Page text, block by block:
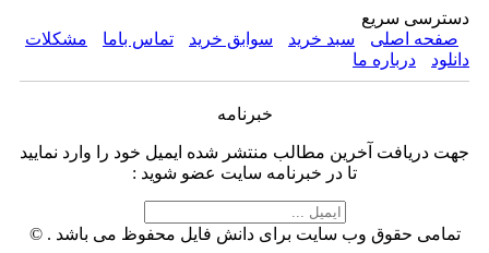
دسترسی سریع
صفحه اصلی
سبد خرید سوابق خرید تماس باما
مشکلات
دانلود
درباره ما
خبرنامه
جهت دریافت آخرین مطالب منتشر شده ایمیل خود را وارد نمایید
تا در خبرنامه سایت عضو شوید :
تمامی حقوق وب سایت برای دانش فایل محفوظ می باشد . ©